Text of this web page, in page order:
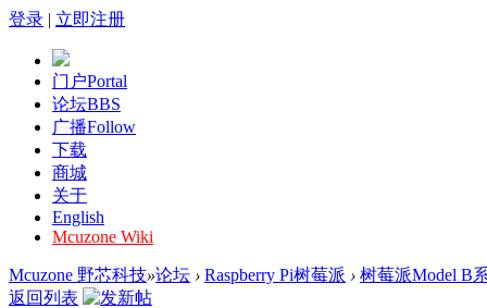
登录 | 立即注册
门户Portal
论坛BBS
广播Follow
下载
商城
关于
English
Mcuzone Wiki
Mcuzone 野芯科技»论坛 › Raspberry Pi树莓派 › 树莓派Model B
返回列表